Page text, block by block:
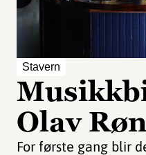
Stavern
Olav
For første gang blir